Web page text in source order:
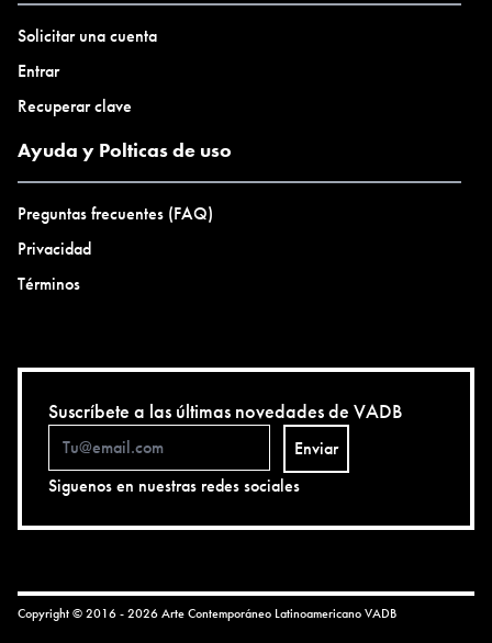
Solicitar una cuenta
Entrar
Recuperar clave
Ayuda y Polticas de uso
Preguntas frecuentes (FAQ)
Privacidad
Términos
Suscríbete a las últimas novedades de VADB
Enviar
Siguenos en nuestras redes sociales
Copyright © 2016 - 2026 Arte Contemporáneo LatinoamericanoVADB